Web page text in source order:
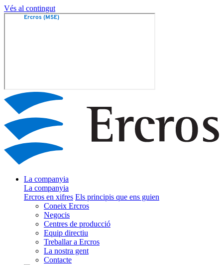
Vés al contingut
La companyia
La companyia
Ercros en xifres Els principis que ens guien
Coneix Ercros
Negocis
Centres de producció
Equip directiu
Treballar a Ercros
La nostra gent
Contacte